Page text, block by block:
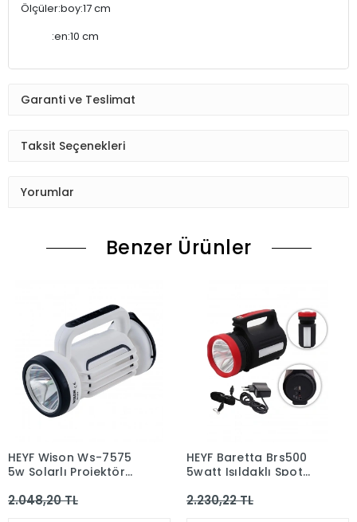
Ölçüler:boy:17 cm
:en:10 cm
Garanti ve Teslimat
Taksit Seçenekleri
Yorumlar
Benzer Ürünler
HEYF Wison Ws-7575
5w Solarlı Projektör
Feneri
2.048,20 TL
HEYF Baretta Brs500
5watt Işıldaklı Spot
2.230,22 TL